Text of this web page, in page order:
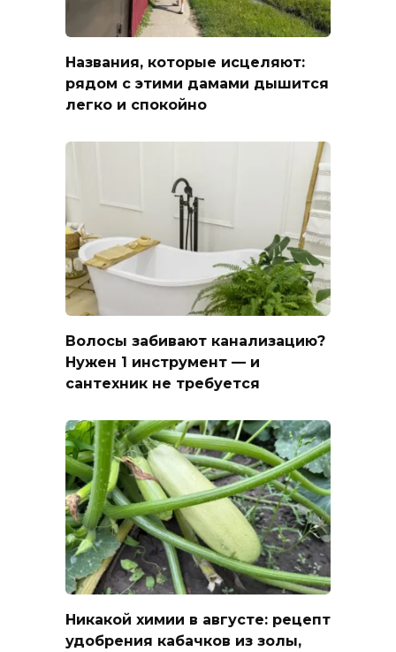
Названия, которые исцеляют:
рядом с этими дамами дышится
легко и спокойно
Волосы забивают канализацию?
Нужен 1 инструмент — и
сантехник не требуется
Никакой химии в августе: рецепт
удобрения кабачков из золы,